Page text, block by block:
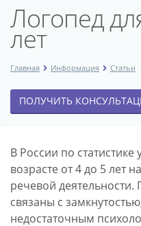
Логопед
лет
Главная Информация Статьи
ПОЛУЧИТЬ
В России по статистике
возрасте от 4 до 5 лет
речевой
связаны с
недостаточным